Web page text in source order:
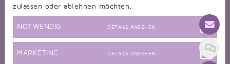
zulassen oder ablehnen möchten.
NOTWENDIG DETAILS ANSEHEN
MARKETING DETAILS ANSEHEN